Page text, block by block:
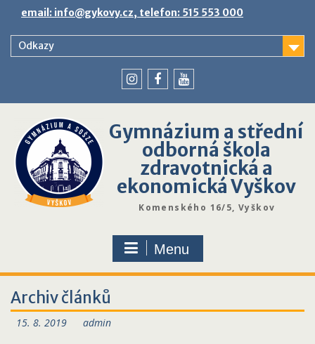
content
email: info@gykovy.cz, telefon: 515 553 000
Odkazy
Gymnázium a střední
odborná škola
zdravotnická a
ekonomická Vyškov
Komenského 16/5, Vyškov
Menu
Archiv článků
15. 8. 2019 admin